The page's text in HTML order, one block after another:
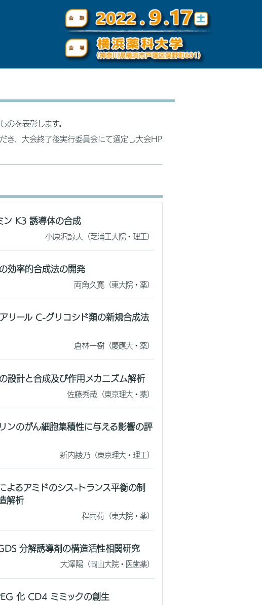
のを表彰します。
き、大会終了後実行委員会にて選定し大会HP
ン K3 誘導体の合成
小原沢諒人 （芝浦工大院・理工）
効率的合成法の開発
両角久寛 （東大院・薬）
リール C-グリコシド類の新規合成法
倉林一樹 （慶應大・薬）
設計と合成及び作用メカニズム解析
佐藤秀哉 （東京理大・薬）
ンのがん細胞集積性に与える影響の評
新内綾乃 （東京理大・理工）
よるアミドのシス-トランス平衡の制
解析
程雨荷 （東大院・薬）
分解誘導剤の構造活性相関研究
大澤陽 （岡山大院・医歯薬）
化 CD4 ミミックの創生